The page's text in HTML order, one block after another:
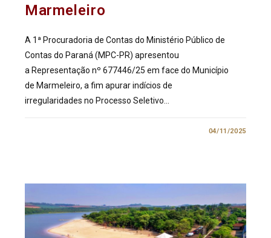
Marmeleiro
A 1ª Procuradoria de Contas do Ministério Público de
Contas do Paraná (MPC-PR) apresentou
a Representação nº 677446/25 em face do Município
de Marmeleiro, a fim apurar indícios de
irregularidades no Processo Seletivo…
04/11/2025